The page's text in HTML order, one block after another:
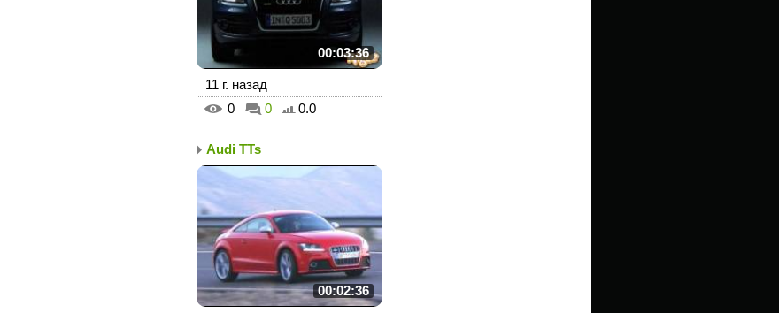
00:03:36
11 г. назад
0
0 0.0
Audi TTs
00:02:36